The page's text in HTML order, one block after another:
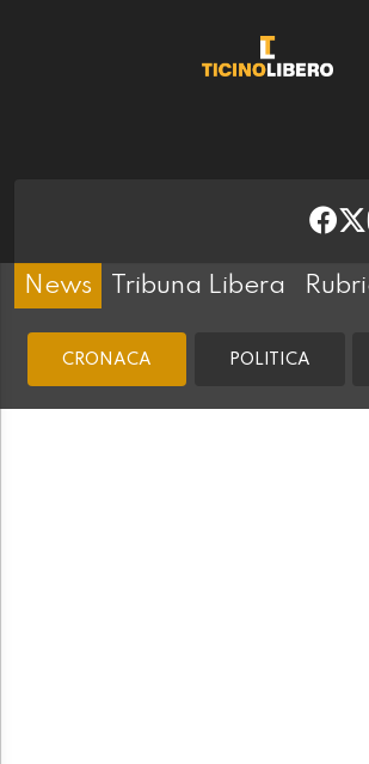
News Tribuna Libera
CRONACA POLITICA